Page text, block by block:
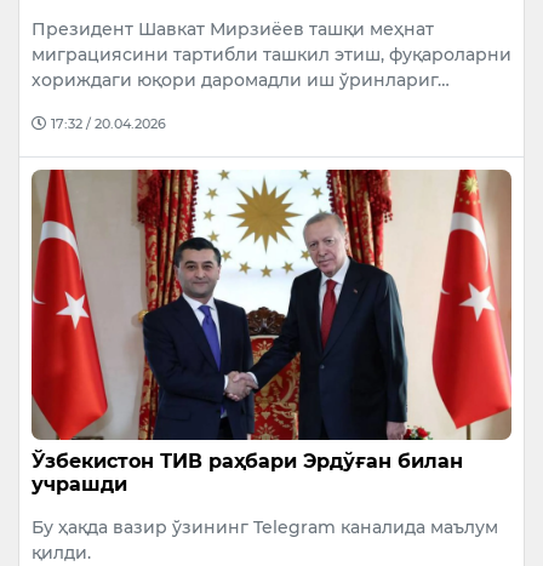
Президент Шавкат Мирзиёев ташқи меҳнат
миграциясини тартибли ташкил этиш, фуқароларни
хориждаги юқори даромадли иш ўринлариг…
17:32 / 20.04.2026
Ўзбекистон ТИВ раҳбари Эрдўған билан
учрашди
Бу ҳақда вазир ўзининг Telegram каналида маълум
қилди.